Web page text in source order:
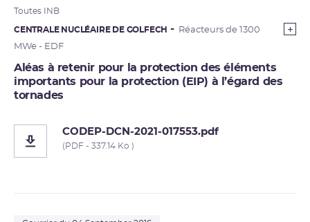
Toutes INB
CENTRALE NUCLÉAIRE DE GOLFECH
Réacteurs de 1300
MWe - EDF
Aléas à retenir pour la protection des éléments
importants pour la protection (EIP) à l’égard des
tornades
CODEP-DCN-2021-017553.pdf
(PDF - 337.14 Ko )